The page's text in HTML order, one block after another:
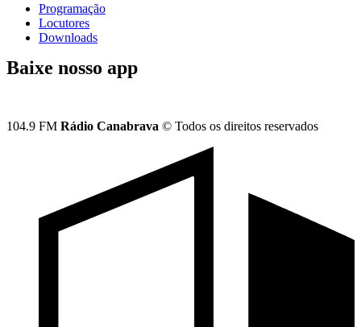
Programação
Locutores
Downloads
Baixe nosso app
104.9 FM Rádio Canabrava © Todos os direitos reservados